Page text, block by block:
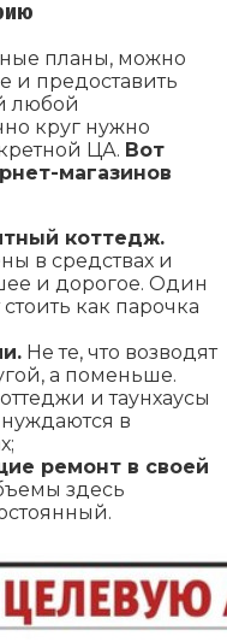
планы, можно
и предоставить
любой
круг нужно
ЦА. Вот
магазинов
коттедж.
в средствах и
и дорогое. Один
как парочка
Не те, что возводят
а поменьше.
и таунхаусы
в
ремонт в своей
здесь